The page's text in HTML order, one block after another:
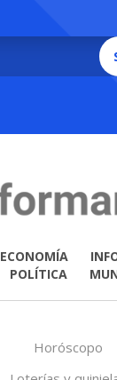
ECONOMÍA
POLÍTICA
Horóscopo